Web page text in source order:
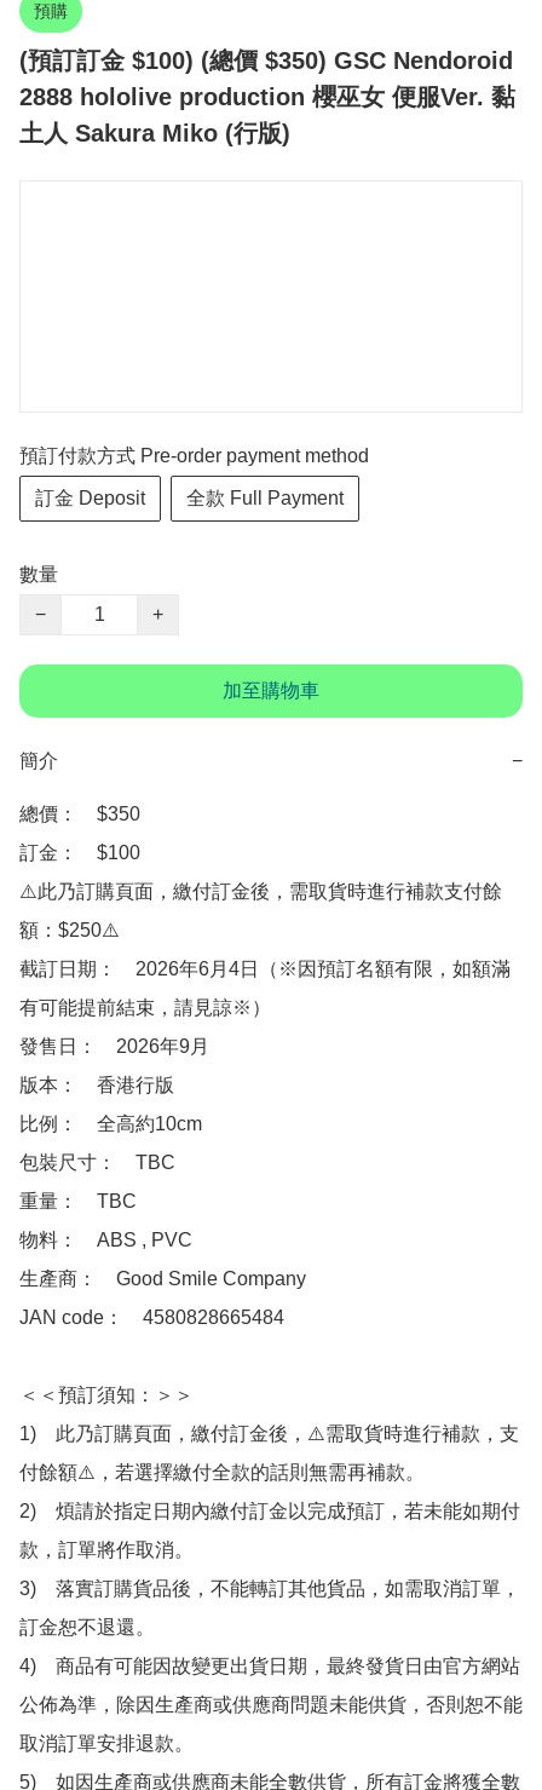
預購
(預訂訂金 $100) (總價 $350) GSC Nendoroid
2888 hololive production 櫻巫女 便服Ver. 黏
土人 Sakura Miko (行版)
預訂付款方式 Pre-order payment method
訂金 Deposit 全款 Full Payment
數量
−
+
加至購物車
簡介 −
總價：　$350
訂金：　$100
⚠️此乃訂購頁面，繳付訂金後，需取貨時進行補款支付餘
額：$250⚠️
截訂日期：　2026年6月4日（※因預訂名額有限，如額滿
有可能提前結束，請見諒※）
發售日：　2026年9月
版本：　香港行版
比例：　全高約10cm
包裝尺寸：　TBC
重量：　TBC
物料：　ABS , PVC
生產商：　Good Smile Company
JAN code：　4580828665484
＜＜預訂須知：＞＞
1)　此乃訂購頁面，繳付訂金後，⚠️需取貨時進行補款，支
付餘額⚠️，若選擇繳付全款的話則無需再補款。
2)　煩請於指定日期內繳付訂金以完成預訂，若未能如期付
款，訂單將作取消。
3)　落實訂購貨品後，不能轉訂其他貨品，如需取消訂單，
訂金恕不退還。
4)　商品有可能因故變更出貨日期，最終發貨日由官方網站
公佈為準，除因生產商或供應商問題未能供貨，否則恕不能
取消訂單安排退款。
5)　如因生產商或供應商未能全數供貨，所有訂金將獲全數